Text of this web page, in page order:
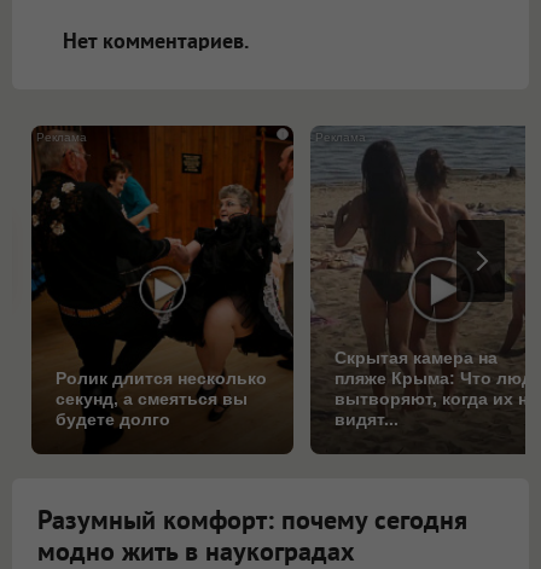
Нет комментариев.
i
Ролик длится несколько
секунд, а смеяться вы
будете долго
Скрытая камера на
пляже Крыма: Что
вытворяют, когда их не
видят...
Разумный комфорт: почему сегодня
модно жить в наукоградах